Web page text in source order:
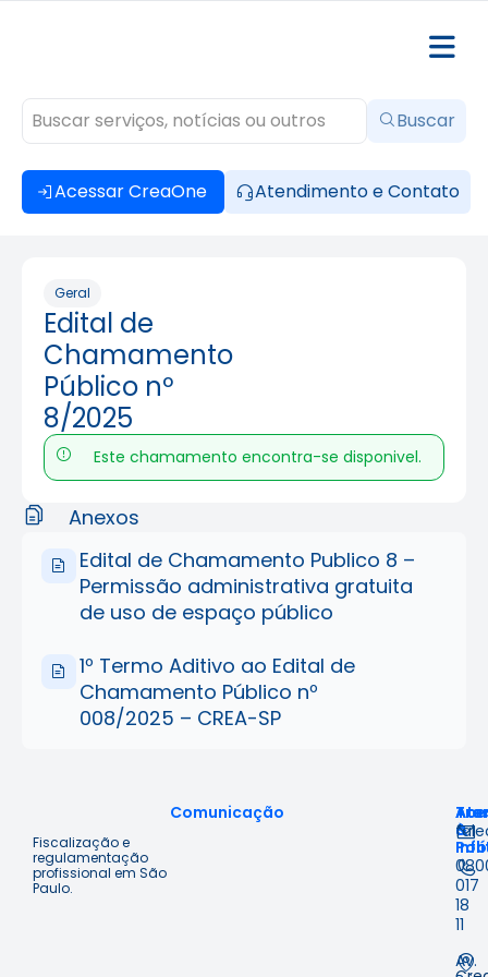
Acessar CreaOne Atendimento e Contato
Buscar
Geral
Edital de
Chamamento
Público nº
8/2025
Este chamamento encontra-se disponivel.
Anexos
Edital de Chamamento Publico 8 –
Permissão administrativa gratuita
de uso de espaço público
1º Termo Aditivo ao Edital de
Chamamento Público nº
008/2025 – CREA-SP
Fiscalização e
regulamentação
profissional em São
Paulo.
Comunicação
à
&
017
18
11
Av.